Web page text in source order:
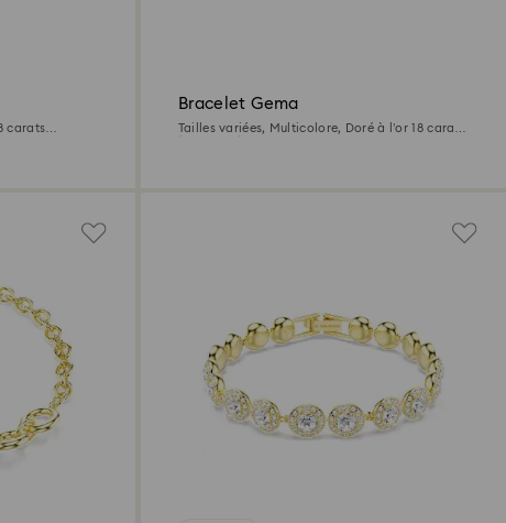
carats
Bracelet Gema
Tailles variées, Multicolore, Doré à l’or 18 carats